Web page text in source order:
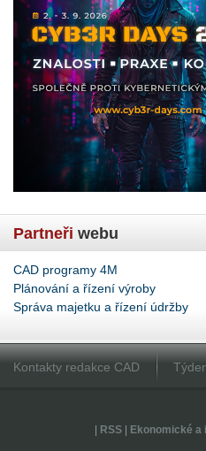
Partneři webu
CAD programy 4M
Plánování a řízení výroby
Správa majetku a řízení údržby
Kontakty redakce CAD
RSS| Ekonomické